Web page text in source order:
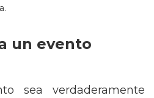
un evento
sea verdaderamente